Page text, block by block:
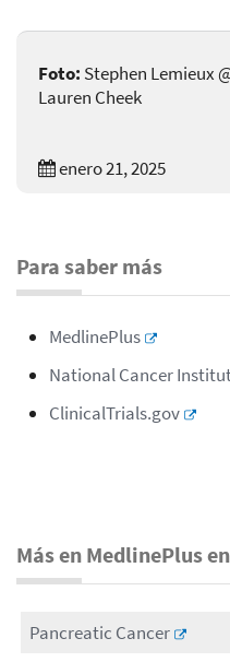
Foto: Stephen Lemieux
Lauren Cheek
enero 21, 2025
Para saber más
MedlinePlus
National Cancer
ClinicalTrials.gov
Más en MedlinePlus
Pancreatic Cancer